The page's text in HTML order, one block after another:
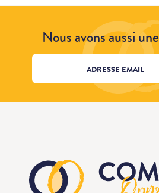
Nous avons aussi une